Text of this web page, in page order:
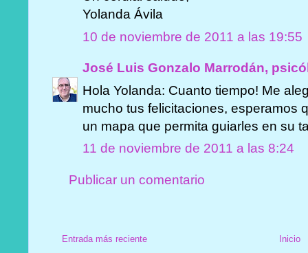
Yolanda Ávila
10 de noviembre de 2011 a las 19:55
José Luis Gonzalo Marrodán,
Hola Yolanda: Cuanto tiempo! Me
mucho tus felicitaciones, esperamos
un mapa que permita guiarles en su
11 de noviembre de 2011 a las 8:24
Publicar un comentario
Entrada más reciente Inicio